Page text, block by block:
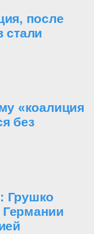
после
стали
«коалиция
без
Грушко